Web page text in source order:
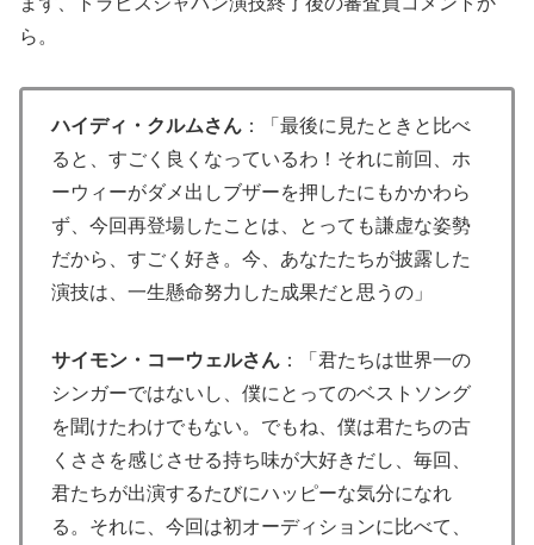
ら。
ハイディ・クルムさん ：「最後に見たときと比べ
ると、すごく良くなっているわ！それに前回、ホ
ーウィーがダメ出しブザーを押したにもかかわら
ず、今回再登場したことは、とっても謙虚な姿勢
だから、すごく好き。今、あなたたちが披露した
演技は、一生懸命努力した成果だと思うの」
サイモン・コーウェルさん ：「君たちは世界一の
シンガーではないし、僕にとってのベストソング
を聞けたわけでもない。でもね、僕は君たちの古
くささを感じさせる持ち味が大好きだし、毎回、
君たちが出演するたびにハッピーな気分になれ
る。それに、今回は初オーディションに比べて、